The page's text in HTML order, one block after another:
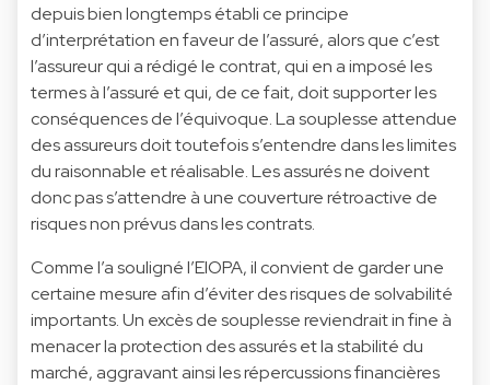
depuis bien longtemps établi ce principe
d’interprétation en faveur de l’assuré, alors que c’est
l’assureur qui a rédigé le contrat, qui en a imposé les
termes à l’assuré et qui, de ce fait, doit supporter les
conséquences de l’équivoque. La souplesse attendue
des assureurs doit toutefois s’entendre dans les limites
du raisonnable et réalisable. Les assurés ne doivent
donc pas s’attendre à une couverture rétroactive de
risques non prévus dans les contrats.
Comme l’a souligné l’EIOPA, il convient de garder une
certaine mesure afin d’éviter des risques de solvabilité
importants. Un excès de souplesse reviendrait in fine à
menacer la protection des assurés et la stabilité du
marché, aggravant ainsi les répercussions financières